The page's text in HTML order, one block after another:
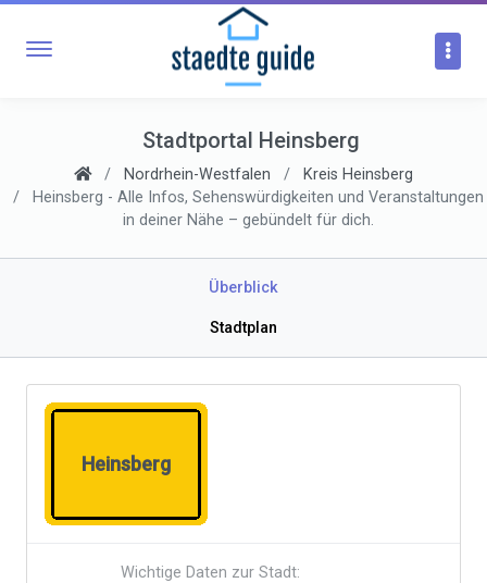
Stadtportal Heinsberg
Nordrhein-Westfalen
Kreis Heinsberg
Heinsberg - Alle Infos, Sehenswürdigkeiten und Veranstaltungen
in deiner Nähe – gebündelt für dich.
Überblick
Stadtplan
Heinsberg
Wichtige Daten zur Stadt: